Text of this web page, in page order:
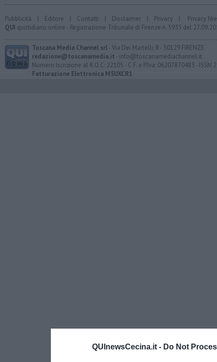
QUInewsCecina.it - Do Not
Pubblicità | Editore | Contatti | Disclaimer | Privacy | Privacy
QUI quotidiano online - Registrazione Tribunale di Firenze n. 5935 del
Toscana Media Channel srl- Via Dei Martelli, 8 - 50129 FIRENZE
redazione@toscanamedia.it - info@toscanamediachannel.it
Numero Iscrizione al R.O.C: 22105 - C.F. e P.Iva: 06207870483 - ISSN
Fatturazione Elettronica M5UXCR1